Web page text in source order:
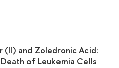
and Zoledronic Acid:
of Leukemia Cells